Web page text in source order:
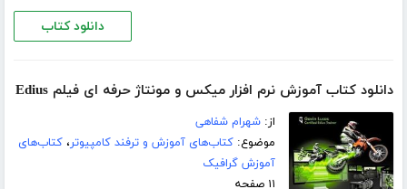
دانلود کتاب
دانلود کتاب آموزش نرم افزار میکس و مونتاژ حرفه ای فیلم Edius
از:شهرام شفاهی
موضوع:کتاب‌های آموزش و ترفند کامپیوتر،کتاب‌های
آموزش گرافیک
۱۱ صفحه